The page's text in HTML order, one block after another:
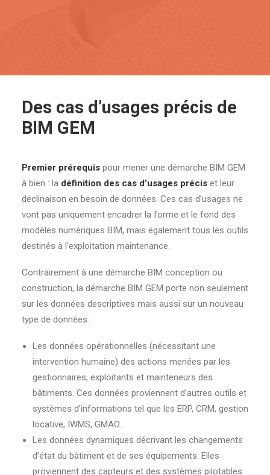
Des cas d’usages précis de
BIM GEM
Premier prérequis pour mener une démarche BIM GEM
à bien : la définition des cas d’usages précis et leur
déclinaison en besoin de données. Ces cas d’usages ne
vont pas uniquement encadrer la forme et le fond des
modèles numériques BIM, mais également tous les outils
destinés à l’exploitation maintenance.
Contrairement à une démarche BIM conception ou
construction, la démarche BIM GEM porte non seulement
sur les données descriptives mais aussi sur un nouveau
type de données :
Les données opérationnelles (nécessitant une
intervention humaine) des actions menées par les
gestionnaires, exploitants et mainteneurs des
bâtiments. Ces données proviennent d’autres outils et
systèmes d’informations tel que les ERP, CRM, gestion
locative, IWMS, GMAO…
Les données dynamiques décrivant les changements
d’état du bâtiment et de ses équipements. Elles
proviennent des capteurs et des systèmes pilotables